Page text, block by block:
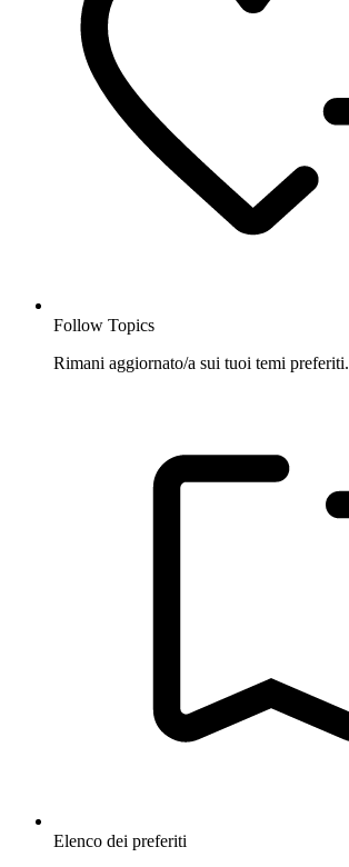
Follow Topics
Rimani aggiornato/a sui tuoi temi preferiti.
Elenco dei preferiti